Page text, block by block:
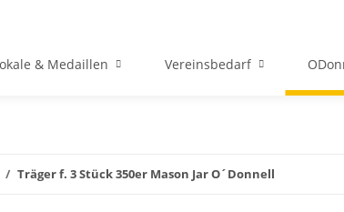
& Medaillen Vereinsbedarf
Träger f. 3 Stück 350er Mason Jar O´Donnell